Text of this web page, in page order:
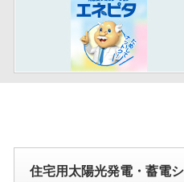
住宅用太陽光発電・蓄電